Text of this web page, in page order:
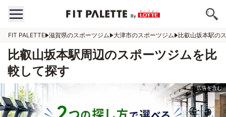
FIT PALETTE 滋賀県のスポーツジム 大津市のスポーツジム 比叡山坂本駅の
比叡山坂本駅周辺のスポーツジムを比
較して探す